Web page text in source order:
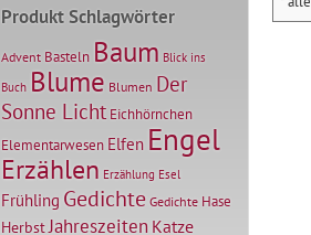
Produkt Schlagwörter
Advent Basteln Baum Blick ins
Buch Blume Blumen Der
Sonne Licht Eichhörnchen
Elementarwesen Elfen Engel
Erzählen Erzählung Esel
Frühling Gedichte Gedichte Hase
HerbstJahreszeiten Katze